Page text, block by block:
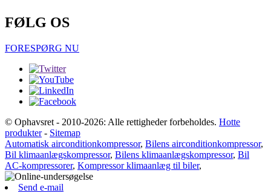
FØLG OS
FORESPØRG NU
© Ophavsret - 2010-2026: Alle rettigheder forbeholdes. Hotte
produkter- Sitemap
Automatisk airconditionkompressor, Bilens airconditionkompressor,
Bil klimaanlægskompressor, Bilens klimaanlægskompressor, Bil
AC-kompressorer, Kompressor klimaanlæg til biler,
Send e-mail